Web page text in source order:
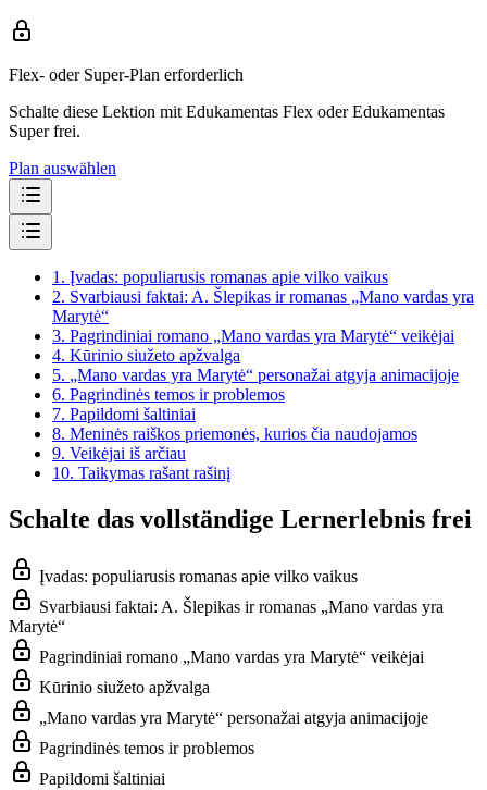
Flex- oder Super-Plan erforderlich
Schalte diese Lektion mit Edukamentas Flex oder Edukamentas
Super frei.
Plan auswählen
1. Įvadas: populiarusis romanas apie vilko vaikus
2. Svarbiausi faktai: A. Šlepikas ir romanas „Mano vardas yra
Marytė“
3. Pagrindiniai romano „Mano vardas yra Marytė“ veikėjai
4. Kūrinio siužeto apžvalga
5. „Mano vardas yra Marytė“ personažai atgyja animacijoje
6. Pagrindinės temos ir problemos
7. Papildomi šaltiniai
8. Meninės raiškos priemonės, kurios čia naudojamos
9. Veikėjai iš arčiau
10. Taikymas rašant rašinį
Schalte das vollständige Lernerlebnis frei
Įvadas: populiarusis romanas apie vilko vaikus
Svarbiausi faktai: A. Šlepikas ir romanas „Mano vardas yra
Marytė“
Pagrindiniai romano „Mano vardas yra Marytė“ veikėjai
Kūrinio siužeto apžvalga
„Mano vardas yra Marytė“ personažai atgyja animacijoje
Pagrindinės temos ir problemos
Papildomi šaltiniai